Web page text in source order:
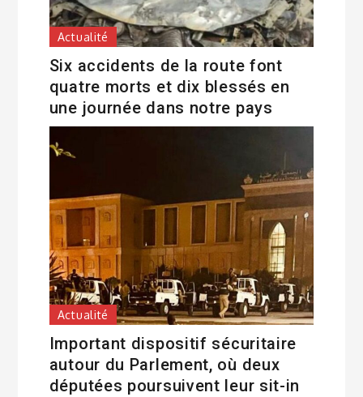
Actualité
Six accidents de la route font
quatre morts et dix blessés en
une journée dans notre pays
Actualité
Important dispositif sécuritaire
autour du Parlement, où deux
députées poursuivent leur sit-in